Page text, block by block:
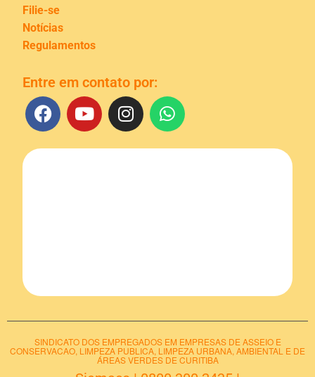
Filie-se
Notícias
Regulamentos
Entre em contato por:
SINDICATO DOS EMPREGADOS EM EMPRESAS DE ASSEIO E
CONSERVACAO, LIMPEZA PUBLICA, LIMPEZA URBANA, AMBIENTAL E DE
ÁREAS VERDES DE CURITIBA